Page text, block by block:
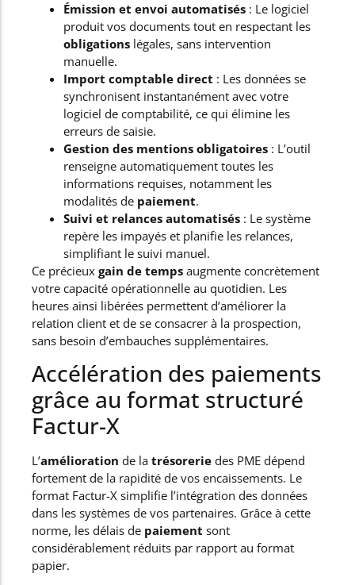
Émission et envoi automatisés : Le logiciel
produit vos documents tout en respectant les
obligations légales, sans intervention
manuelle.
Import comptable direct : Les données se
synchronisent instantanément avec votre
logiciel de comptabilité, ce qui élimine les
erreurs de saisie.
Gestion des mentions obligatoires : L’outil
renseigne automatiquement toutes les
informations requises, notamment les
modalités de paiement.
Suivi et relances automatisés : Le système
repère les impayés et planifie les relances,
simplifiant le suivi manuel.
Ce précieux gain de temps augmente concrètement
votre capacité opérationnelle au quotidien. Les
heures ainsi libérées permettent d’améliorer la
relation client et de se consacrer à la prospection,
sans besoin d’embauches supplémentaires.
Accélération des paiements
grâce au format structuré
Factur-X
L’amélioration de la trésorerie des PME dépend
fortement de la rapidité de vos encaissements. Le
format Factur-X simplifie l’intégration des données
dans les systèmes de vos partenaires. Grâce à cette
norme, les délais de paiement sont
considérablement réduits par rapport au format
papier.